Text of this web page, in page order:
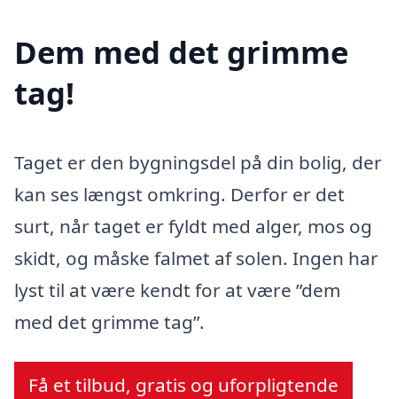
Dem med det grimme
tag!
Taget er den bygningsdel på din bolig, der
kan ses længst omkring. Derfor er det
surt, når taget er fyldt med alger, mos og
skidt, og måske falmet af solen. Ingen har
lyst til at være kendt for at være ”dem
med det grimme tag”.
Få et tilbud, gratis og uforpligtende